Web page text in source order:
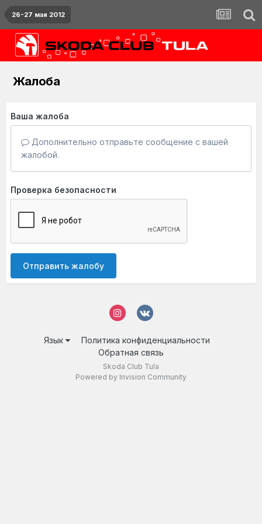
26-27 мая 2012
Жалоба
Ваша жалоба
Дополнительно отправьте сообщение с вашей
жалобой.
Проверка безопасности
Отправить жалобу
Язык
Политика конфиденциальности
Обратная связь
Skoda Club Tula
Powered by Invision Community